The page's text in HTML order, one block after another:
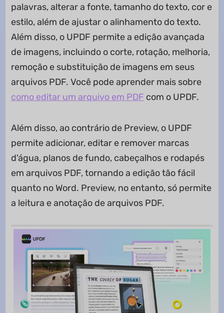
palavras, alterar a fonte, tamanho do texto, cor e
estilo, além de ajustar o alinhamento do texto.
Além disso, o UPDF permite a edição avançada
de imagens, incluindo o corte, rotação, melhoria,
remoção e substituição de imagens em seus
arquivos PDF. Você pode aprender mais sobre
como editar um arquivo em PDF com o UPDF.
Além disso, ao contrário de Preview, o UPDF
permite adicionar, editar e remover marcas
d'água, planos de fundo, cabeçalhos e rodapés
em arquivos PDF, tornando a edição tão fácil
quanto no Word. Preview, no entanto, só permite
a leitura e anotação de arquivos PDF.